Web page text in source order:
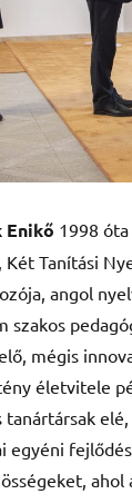
Enikő 1998
Két Tanítási
angol
szakos
mégis
életvitele
tanártársak
egyéni
ahol